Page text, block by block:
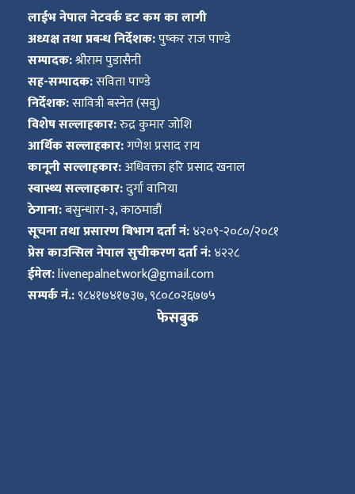
लाईभ नेपाल नेटवर्क डट कम का लागी
अध्यक्ष तथा प्रबन्ध निर्देशक:पुष्कर राज पाण्डे
सम्पादक:श्रीराम पुडासैनी
सह-सम्पादक:सविता पाण्डे
निर्देशक:सावित्री बस्नेत (सवु)
विशेष सल्लाहकार:रुद्र कुमार जोशि
आर्थिक सल्लाहकार:गणेश प्रसाद राय
कानूनी सल्लाहकार:अधिवक्ता हरि प्रसाद खनाल
स्वास्थ्य सल्लाहकार:दुर्गा वानिया
ठेगाना:बसुन्धारा-३, काठमाडौं
सूचना तथा प्रसारण बिभाग दर्ता नं:४२०९-२०८०/२०८१
प्रेस काउन्सिल नेपाल सुचीकरण दर्ता नं:४२२८
ईमेल:livenepalnetwork@gmail.com
सम्पर्क नं.:९८४१७४१७३७, ९८०८०२६७७५
फेसबुक